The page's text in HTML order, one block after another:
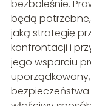
bezboleśnie.
będą
jaką strategię
konfrontacji i
jego wsparciu
bezpieczeństwa